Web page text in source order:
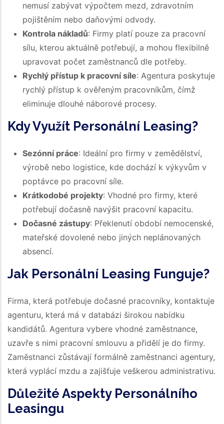
nemusí zabývat výpočtem mezd, zdravotním
pojištěním nebo daňovými odvody.
Kontrola nákladů: Firmy platí pouze za pracovní
sílu, kterou aktuálně potřebují, a mohou flexibilně
upravovat počet zaměstnanců dle potřeby.
Rychlý přístup k pracovní síle: Agentura poskytuje
rychlý přístup k ověřeným pracovníkům, čímž
eliminuje dlouhé náborové procesy.
Kdy Využít Personální Leasing?
Sezónní práce: Ideální pro firmy v zemědělství,
výrobě nebo logistice, kde dochází k výkyvům v
poptávce po pracovní síle.
Krátkodobé projekty: Vhodné pro firmy, které
potřebují dočasně navýšit pracovní kapacitu.
Dočasné zástupy: Překlenutí období nemocenské,
mateřské dovolené nebo jiných neplánovaných
absencí.
Jak Personální Leasing Funguje?
Firma, která potřebuje dočasné pracovníky, kontaktuje
agenturu, která má v databázi širokou nabídku
kandidátů. Agentura vybere vhodné zaměstnance,
uzavře s nimi pracovní smlouvu a přidělí je do firmy.
Zaměstnanci zůstávají formálně zaměstnanci agentury,
která vyplácí mzdu a zajišťuje veškerou administrativu.
Důležité Aspekty Personálního
Leasingu